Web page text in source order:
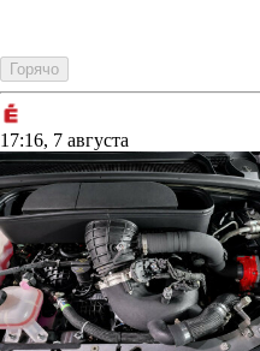
Горячо
17:16, 7 августа